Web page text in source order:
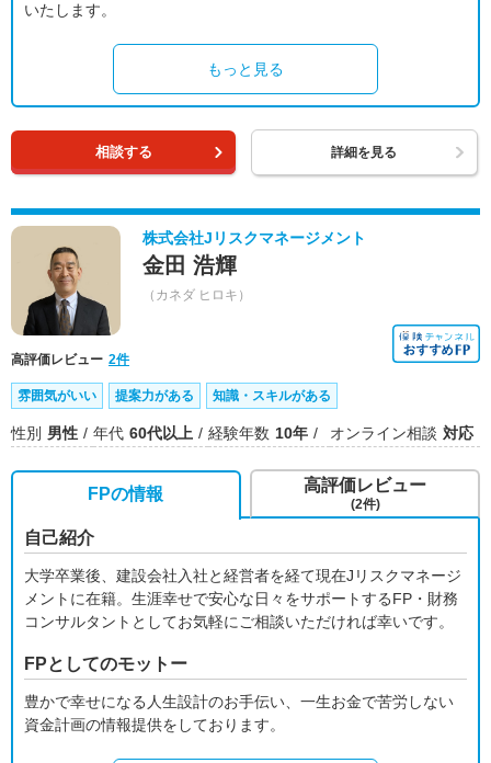
いたします。
もっと見る
相談する 詳細を見る
株式会社Jリスクマネージメント
金田 浩輝
（カネダ ヒロキ）
高評価レビュー 2件
雰囲気がいい 提案力がある 知識・スキルがある
性別 男性 年代 60代以上 経験年数 10年 オンライン相談 対応
FPの情報
自己紹介
大学卒業後、建設会社入社と経営者を経て現在Jリスクマネージ
メントに在籍。生涯幸せで安心な日々をサポートするFP・財務
コンサルタントとしてお気軽にご相談いただければ幸いです。
FPとしてのモットー
豊かで幸せになる人生設計のお手伝い、一生お金で苦労しない
資金計画の情報提供をしております。
高評価レビュー
(2件)